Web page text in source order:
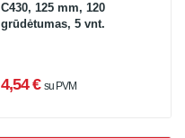
C430, 125 mm, 120
grūdėtumas, 5 vnt.
4,54 € su PVM